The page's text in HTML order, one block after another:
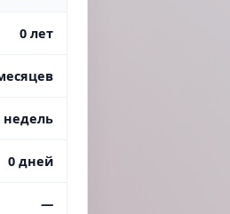
0 лет
недель
0 дней
—